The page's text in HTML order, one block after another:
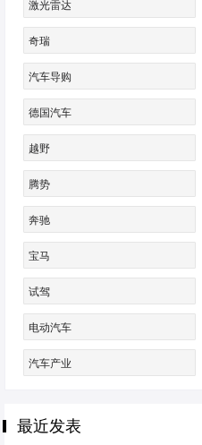
激光雷达
奇瑞
汽车导购
德国汽车
越野
腾势
奔驰
宝马
试驾
电动汽车
汽车产业
最近发表